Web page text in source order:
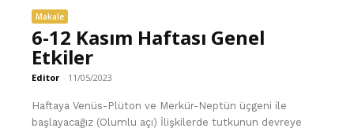
Makale
6-12 Kasım Haftası Genel
Etkiler
Editor - 11/05/2023
Haftaya Venüs-Plüton ve Merkür-Neptün üçgeni ile
başlayacağız (Olumlu açı) İlişkilerde tutkunun devreye